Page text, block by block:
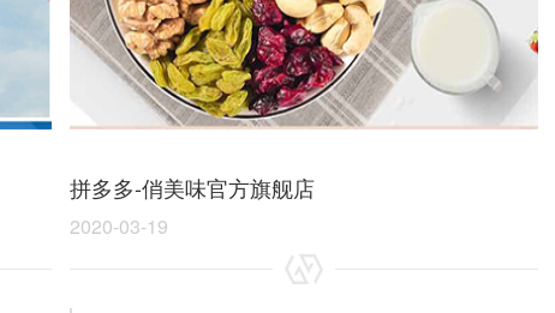
拼多多-俏美味官方旗舰店
2020-03-19